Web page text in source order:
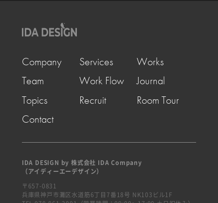
Company Services
Works
Team
Work Flow
Journal
Topics
Recruit
Room Tour
Contact
IDA DESIGN by 株式会社 IDA Company
（アイディーエーデザイン）
〒657-0831
兵庫県神戸市灘区水道筋6丁目7番18号 NK103ビル1F